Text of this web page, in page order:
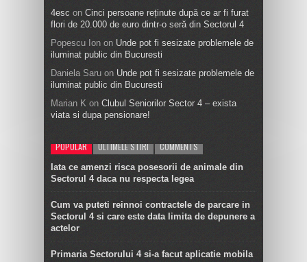
4esc on Cinci persoane reținute după ce ar fi furat
flori de 20.000 de euro dintr-o seră din Sectorul 4
Popescu Ion on Unde pot fi sesizate problemele de
iluminat public din Bucuresti
Daniela Saru on Unde pot fi sesizate problemele de
iluminat public din Bucuresti
Marian K on Clubul Seniorilor Sector 4 – exista
viata si dupa pensionare!
POPULAR ULTIMELE STIRI COMMENTS
Iata ce amenzi risca posesorii de animale din
Sectorul 4 daca nu respecta legea
Cum va puteti reinnoi contractele de parcare in
Sectorul 4 si care este data limita de depunere a
actelor
Primaria Sectorului 4 si-a facut aplicatie mobila